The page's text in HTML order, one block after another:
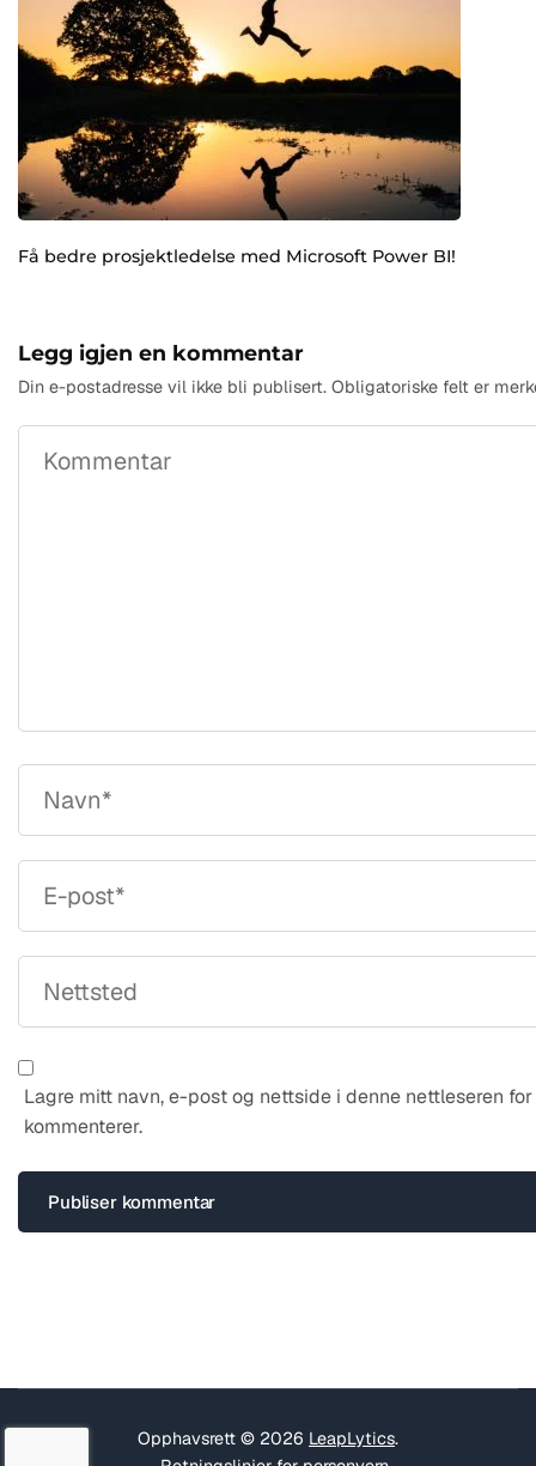
Få bedre prosjektledelse med Microsoft Power BI!
Legg igjen en kommentar
Din e-postadresse vil ikke bli publisert. Obligatoriske felt er
Lagre mitt navn, e-post og nettside i denne nettleseren
kommenterer.
Opphavsrett © 2026 LeapLytics.